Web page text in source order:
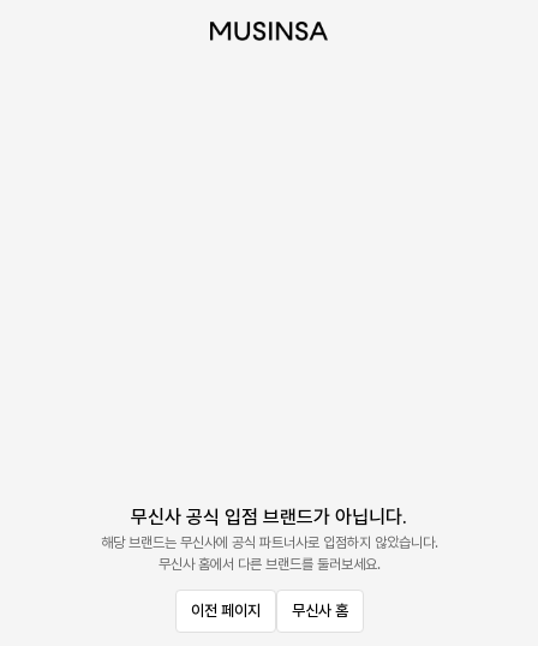
무신사 공식 입점 브랜드가 아닙니다.
해당 브랜드는 무신사에 공식 파트너사로 입점하지 않았습니다.
무신사 홈에서 다른 브랜드를 둘러보세요.
이전 페이지 무신사 홈